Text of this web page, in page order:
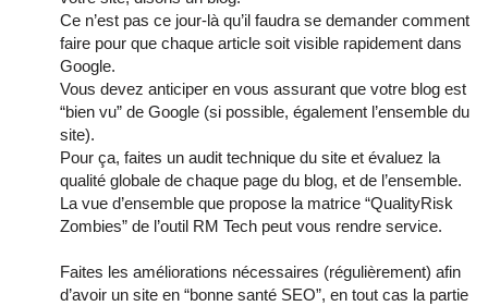
Ce n’est pas ce jour-là qu’il faudra se demander comment
faire pour que chaque article soit visible rapidement dans
Google.
Vous devez anticiper en vous assurant que votre blog est
“bien vu” de Google (si possible, également l’ensemble du
site).
Pour ça, faites un audit technique du site et évaluez la
qualité globale de chaque page du blog, et de l’ensemble.
La vue d’ensemble que propose la matrice “QualityRisk
Zombies” de l’outil RM Tech peut vous rendre service.
Faites les améliorations nécessaires (régulièrement) afin
d’avoir un site en “bonne santé SEO”, en tout cas la partie